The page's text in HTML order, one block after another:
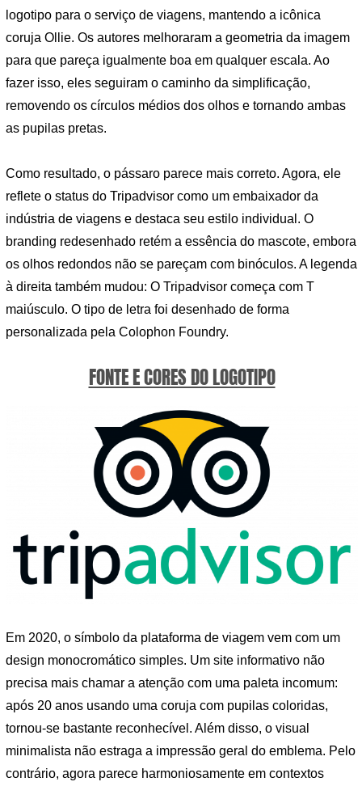
logotipo para o serviço de viagens, mantendo a icônica
coruja Ollie. Os autores melhoraram a geometria da imagem
para que pareça igualmente boa em qualquer escala. Ao
fazer isso, eles seguiram o caminho da simplificação,
removendo os círculos médios dos olhos e tornando ambas
as pupilas pretas.
Como resultado, o pássaro parece mais correto. Agora, ele
reflete o status do Tripadvisor como um embaixador da
indústria de viagens e destaca seu estilo individual. O
branding redesenhado retém a essência do mascote, embora
os olhos redondos não se pareçam com binóculos. A legenda
à direita também mudou: O Tripadvisor começa com T
maiúsculo. O tipo de letra foi desenhado de forma
personalizada pela Colophon Foundry.
FONTE E CORES DO LOGOTIPO
Em 2020, o símbolo da plataforma de viagem vem com um
design monocromático simples. Um site informativo não
precisa mais chamar a atenção com uma paleta incomum:
após 20 anos usando uma coruja com pupilas coloridas,
tornou-se bastante reconhecível. Além disso, o visual
minimalista não estraga a impressão geral do emblema. Pelo
contrário, agora parece harmoniosamente em contextos